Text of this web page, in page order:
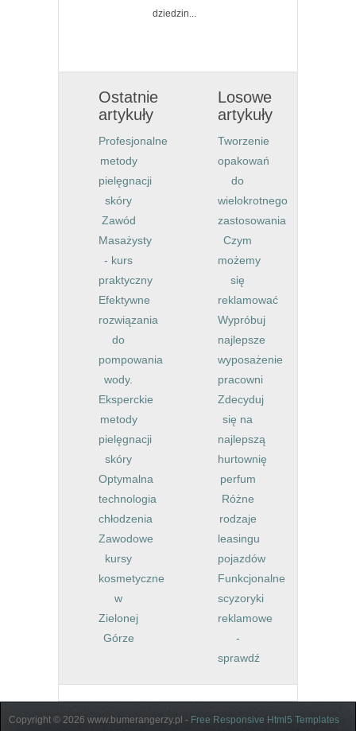
dziedzin...
Ostatnie
artykuły
Profesjonalne
metody
pielęgnacji
skóry
Zawód
Masażysty
- kurs
praktyczny
Efektywne
rozwiązania
do
pompowania
wody.
Eksperckie
metody
pielęgnacji
skóry
Optymalna
technologia
chłodzenia
Zawodowe
kursy
kosmetyczne
w
Zielonej
Górze
Losowe
artykuły
Tworzenie
opakowań
do
wielokrotnego
zastosowania
Czym
możemy
się
reklamować
Wypróbuj
najlepsze
wyposażenie
pracowni
Zdecyduj
się na
najlepszą
hurtownię
perfum
Różne
rodzaje
leasingu
pojazdów
Funkcjonalne
scyzoryki
reklamowe
-
sprawdź
Copyright © 2026 www.bumerangerzy.pl - Free Responsive Html5 Templates